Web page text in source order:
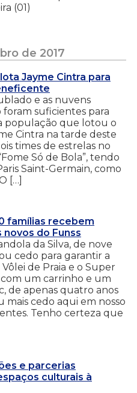
(01)
de 2017
Jayme Cintra para
e as nuvens
foram suficientes para
população que lotou o
Cintra na tarde deste
times de estrelas no
Só de Bola”, tendo
Saint-Germain, como
[…]
famílias recebem
do Funss
da Silva, de nove
cedo para garantir a
de Praia e o Super
um carrinho e um
de apenas quatro anos
mais cedo aqui em nosso
Tenho certeza que
e parcerias
culturais à